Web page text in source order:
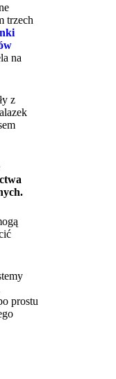
trzech
na
z
prostu